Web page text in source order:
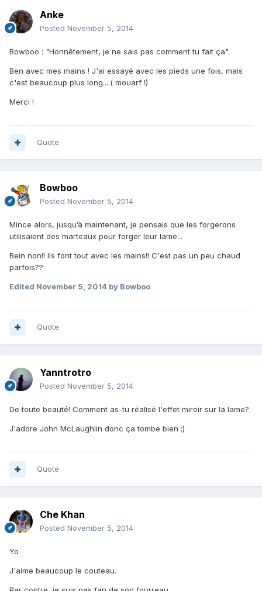
Anke
Posted November 5, 2014
Bowboo : "Honnêtement, je ne sais pas comment tu fait ça".
Ben avec mes mains ! J'ai essayé avec les pieds une fois, mais
c'est beaucoup plus long....( mouarf !)
Merci !
Quote
Bowboo
Posted November 5, 2014
Mince alors, jusqu’à maintenant, je pensais que les forgerons
utilisaient des marteaux pour forger leur lame...
Bein non!! Ils font tout avec les mains!! C'est pas un peu chaud
parfois??
Edited November 5, 2014 by Bowboo
Quote
Yanntrotro
Posted November 5, 2014
De toute beauté! Comment as-tu réalisé l'effet miroir sur la lame?
J'adore John McLaughlin donc ça tombe bien ;)
Quote
Che Khan
Posted November 5, 2014
Yo
J'aime beaucoup le couteau.